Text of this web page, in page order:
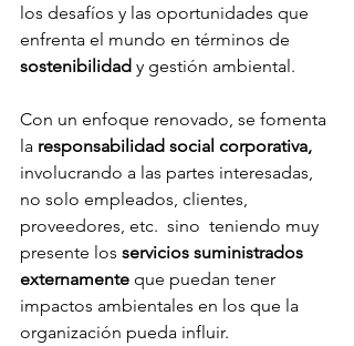
los desafíos y las oportunidades que
enfrenta el mundo en términos de
sostenibilidad y gestión ambiental.
Con un enfoque renovado, se fomenta
la responsabilidad social corporativa,
involucrando a las partes interesadas,
no solo empleados, clientes,
proveedores, etc.  sino  teniendo muy
presente los servicios suministrados
externamente que puedan tener
impactos ambientales en los que la
organización pueda influir.